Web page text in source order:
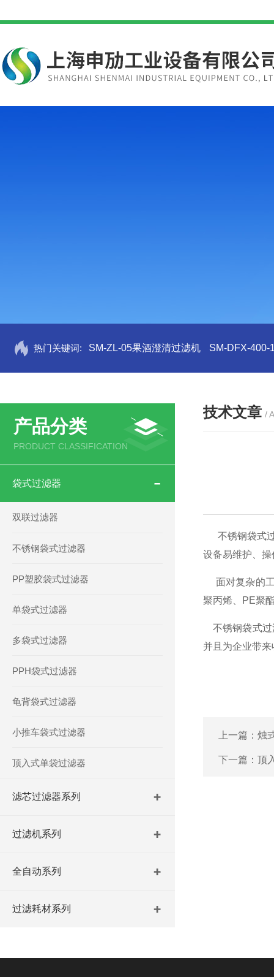
热门关键词: SM-ZL-05果酒澄清过滤机 SM-DFX-400-
产品分类
PRODUCT CLASSIFICATION
袋式过滤器
双联过滤器
不锈钢袋式过滤器
PP塑胶袋式过滤器
单袋式过滤器
多袋式过滤器
PPH袋式过滤器
龟背袋式过滤器
小推车袋式过滤器
顶入式单袋过滤器
滤芯过滤器系列
过滤机系列
全自动系列
过滤耗材系列
技术文章 /
不锈钢袋式过
设备易维护、
面对复杂的工
聚丙烯、PE聚
不锈钢袋式过
并且为企业带来
上一篇： 烛
下一篇： 顶